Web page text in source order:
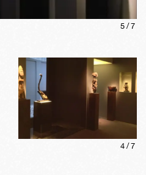
5 /7
4 /7